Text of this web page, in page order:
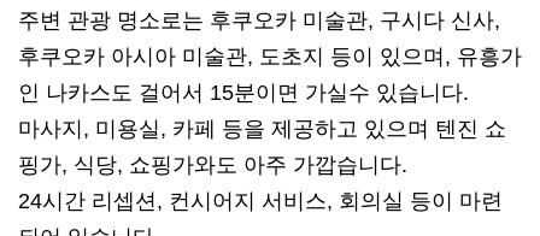
주변 관광 명소로는 후쿠오카 미술관, 구시다 신사,
후쿠오카 아시아 미술관, 도초지 등이 있으며, 유흥가
인 나카스도 걸어서 15분이면 가실수 있습니다.
마사지, 미용실, 카페 등을 제공하고 있으며 텐진 쇼
핑가, 식당, 쇼핑가와도 아주 가깝습니다.
24시간 리셉션, 컨시어지 서비스, 회의실 등이 마련